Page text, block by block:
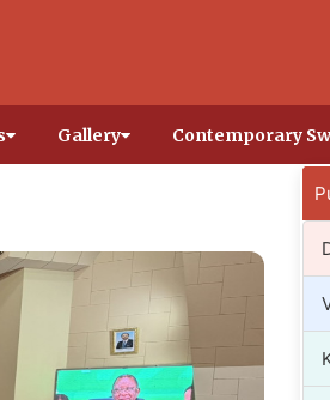
Gallery Contemporary